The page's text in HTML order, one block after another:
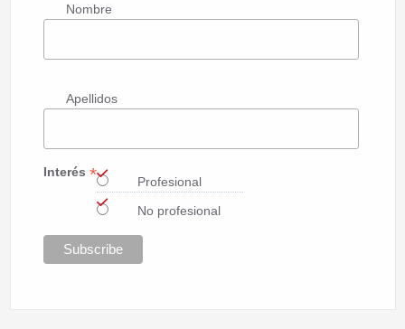
Nombre
Apellidos
Interés *
Profesional
No profesional